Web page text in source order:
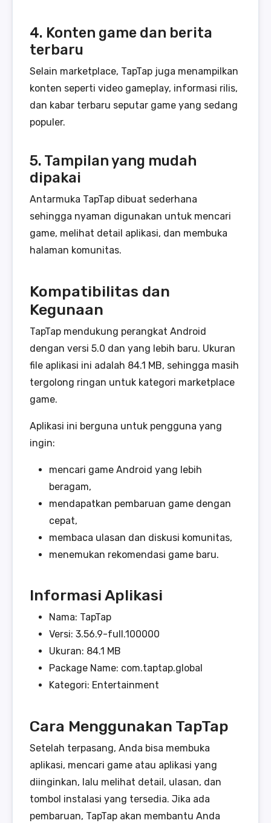
4. Konten game dan berita
terbaru
Selain marketplace, TapTap juga menampilkan
konten seperti video gameplay, informasi rilis,
dan kabar terbaru seputar game yang sedang
populer.
5. Tampilan yang mudah
dipakai
Antarmuka TapTap dibuat sederhana
sehingga nyaman digunakan untuk mencari
game, melihat detail aplikasi, dan membuka
halaman komunitas.
Kompatibilitas dan
Kegunaan
TapTap mendukung perangkat Android
dengan versi 5.0 dan yang lebih baru. Ukuran
file aplikasi ini adalah 84.1 MB, sehingga masih
tergolong ringan untuk kategori marketplace
game.
Aplikasi ini berguna untuk pengguna yang
ingin:
mencari game Android yang lebih
beragam,
mendapatkan pembaruan game dengan
cepat,
membaca ulasan dan diskusi komunitas,
menemukan rekomendasi game baru.
Informasi Aplikasi
Nama: TapTap
Versi: 3.56.9-full.100000
Ukuran: 84.1 MB
Package Name: com.taptap.global
Kategori: Entertainment
Cara Menggunakan TapTap
Setelah terpasang, Anda bisa membuka
aplikasi, mencari game atau aplikasi yang
diinginkan, lalu melihat detail, ulasan, dan
tombol instalasi yang tersedia. Jika ada
pembaruan, TapTap akan membantu Anda